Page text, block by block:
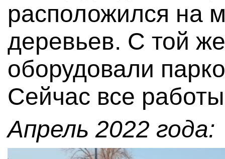
расположился на
деревьев. С той
оборудовали
Сейчас все
Апрель 2022 года: